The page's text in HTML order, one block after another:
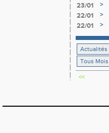
23/01
>
22/01
>
22/01 >
<<